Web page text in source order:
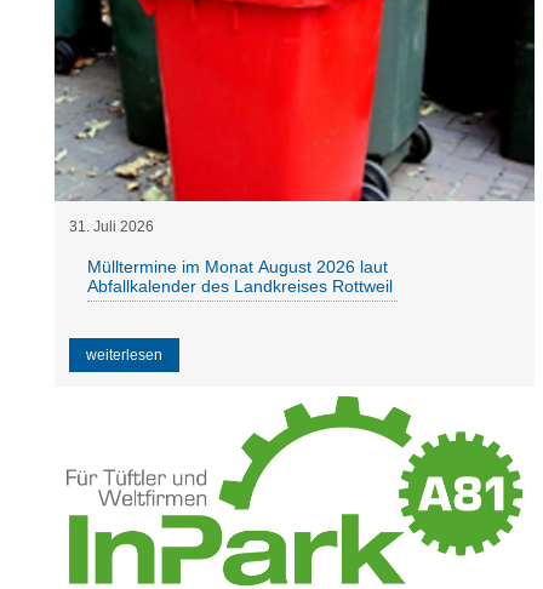
31. Juli 2026
Mülltermine im Monat August 2026 laut
Abfallkalender des Landkreises Rottweil
weiterlesen